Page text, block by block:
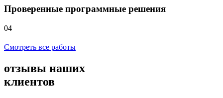
Проверенные программные решения
04
Смотреть все работы
отзывы наших
клиентов